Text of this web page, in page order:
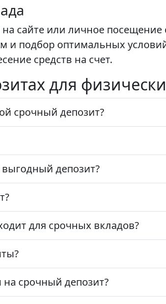
сайте или личное посещение
и подбор оптимальных
средств на счет.
для
срочный депозит?
депозит?
для срочных вкладов?
срочный депозит?